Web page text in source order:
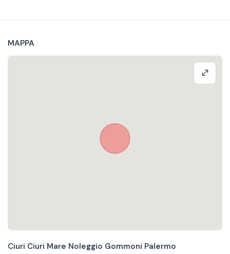
MAPPA
Ciuri Ciuri Mare Noleggio Gommoni Palermo